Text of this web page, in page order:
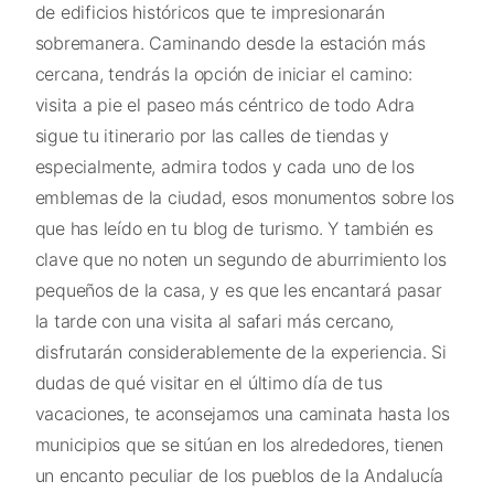
de edificios históricos que te impresionarán
sobremanera. Caminando desde la estación más
cercana, tendrás la opción de iniciar el camino:
visita a pie el paseo más céntrico de todo Adra
sigue tu itinerario por las calles de tiendas y
especialmente, admira todos y cada uno de los
emblemas de la ciudad, esos monumentos sobre los
que has leído en tu blog de turismo. Y también es
clave que no noten un segundo de aburrimiento los
pequeños de la casa, y es que les encantará pasar
la tarde con una visita al safari más cercano,
disfrutarán considerablemente de la experiencia. Si
dudas de qué visitar en el último día de tus
vacaciones, te aconsejamos una caminata hasta los
municipios que se sitúan en los alrededores, tienen
un encanto peculiar de los pueblos de la Andalucía